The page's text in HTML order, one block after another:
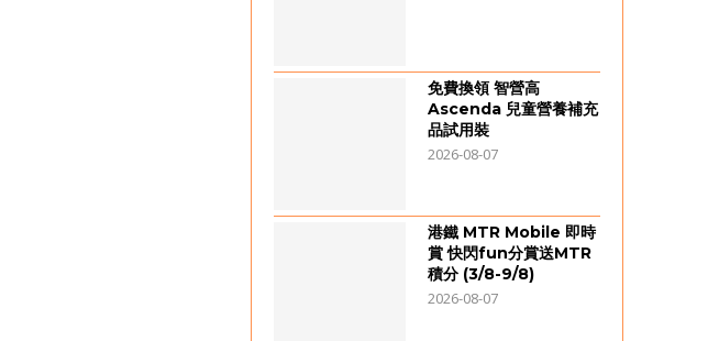
免費換領 智營高
Ascenda 兒童營養補充
品試用裝
2026-08-07
港鐵 MTR Mobile 即時
賞 快閃fun分賞送MTR
積分 (3/8-9/8)
2026-08-07